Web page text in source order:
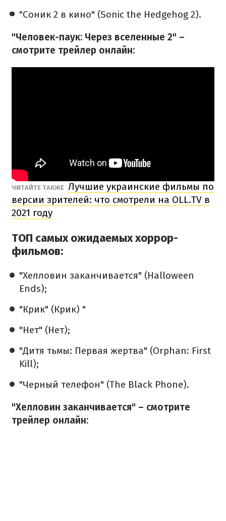
"Соник 2 в кино" (Sonic the Hedgehog 2).
"Человек-паук: Через вселенные 2" –
смотрите трейлер онлайн:
ЧИТАЙТЕ ТАКЖЕ Лучшие украинские фильмы по
версии зрителей: что смотрели на OLL.TV в
2021 году
ТОП самых ожидаемых хоррор-
фильмов:
"Хелловин заканчивается" (Halloween
Ends);
"Крик" (Крик) "
"Нет" (Нет);
"Дитя тьмы: Первая жертва" (Orphan: First
Kill);
"Черный телефон" (The Black Phone).
"Хелловин заканчивается" – смотрите
трейлер онлайн: